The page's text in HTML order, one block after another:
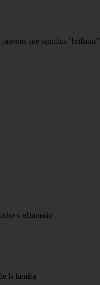
que significa
o el tamaño
la familia